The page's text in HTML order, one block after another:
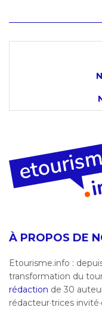
À PROPOS DE
Etourisme.info :
transformation du
rédaction de 30
rédacteur·trices